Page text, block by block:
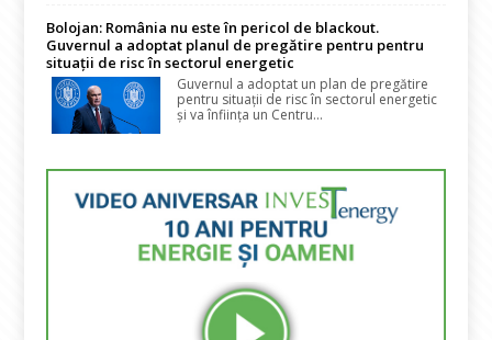
Bolojan: România nu este în pericol de blackout.
Guvernul a adoptat planul de pregătire pentru pentru
situații de risc în sectorul energetic
Guvernul a adoptat un plan de pregătire
pentru situații de risc în sectorul energetic
și va înființa un Centru...